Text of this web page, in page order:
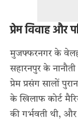
प्रेम विवाह और
मुजफ्फरनगर के
सहारनपुर के
प्रेम प्रसंग सालों
के खिलाफ कोर्ट
की गर्भवती थी,